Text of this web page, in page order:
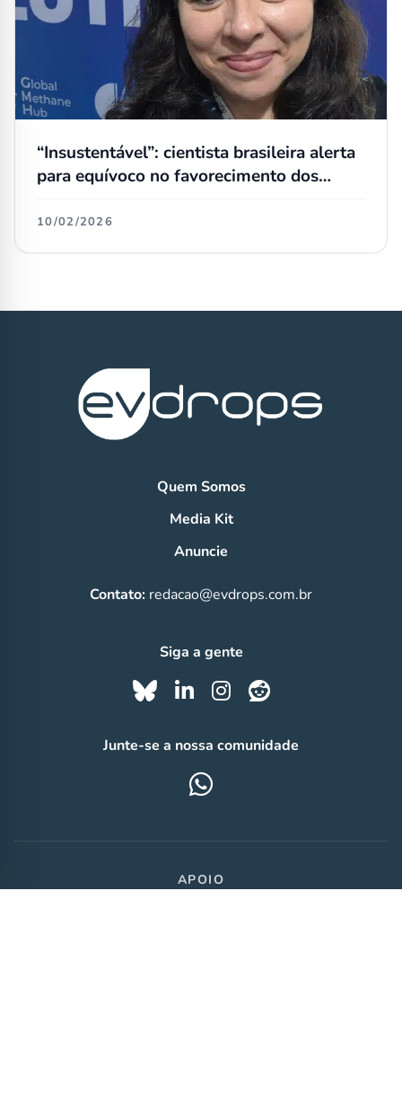
“Insustentável”: cientista brasileira alerta
para equívoco no favorecimento dos
governamentais
10/02/2026
Quem Somos
Media Kit
Anuncie
Contato: redacao@evdrops.com.br
Siga a gente
Junte-se a nossa comunidade
APOIO